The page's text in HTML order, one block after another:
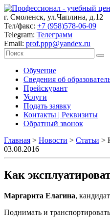
г. Смоленск, ул.Чаплина, д.12
Тел/факс: +7 (958)578-06-09
Telegram: Телеграмм
Email: prof.ppp@yandex.ru
Обучение
Сведения об
Прейскурант
Услуги
Подать заявку
Контакты | Реквизиты
Обратный звонок
Главная > Новости > Статьи >
03.08.2016
Как
Маргарита Елагина,
Поднимать и